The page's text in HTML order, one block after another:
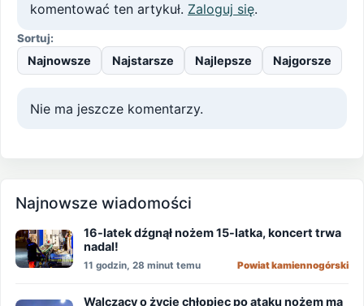
komentować ten artykuł. Zaloguj się.
Sortuj:
Najnowsze Najstarsze Najlepsze Najgorsze
Nie ma jeszcze komentarzy.
Najnowsze wiadomości
16-latek dźgnął nożem 15-latka, koncert trwa
nadal!
11 godzin, 28 minut temu Powiat kamiennogórski
Walczący o życie chłopiec po ataku nożem ma